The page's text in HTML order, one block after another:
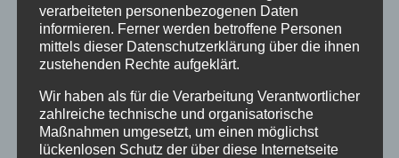
Oberstdorfer Musiksommer 2022
vonHausPartale|Juli 11, 2022|Allgäu,Oberstdorf
Veranstaltungstipp
verarbeiteten personenbezogenen Daten
informieren. Ferner werden betroffene Personen
mittels dieser Datenschutzerklärung über die ihnen
zustehenden Rechte aufgeklärt.
Wir haben als für die Verarbeitung Verantwortlicher
zahlreiche technische und organisatorische
Maßnahmen umgesetzt, um einen möglichst
lückenlosen Schutz der über diese Internetseite